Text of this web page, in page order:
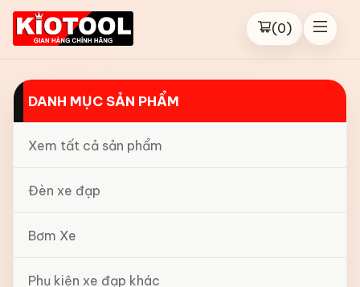
(0)
DANH MỤC SẢN PHẨM
Xem tất cả sản phẩm
Đèn xe đạp
Bơm Xe
Phụ kiện xe đạp khác